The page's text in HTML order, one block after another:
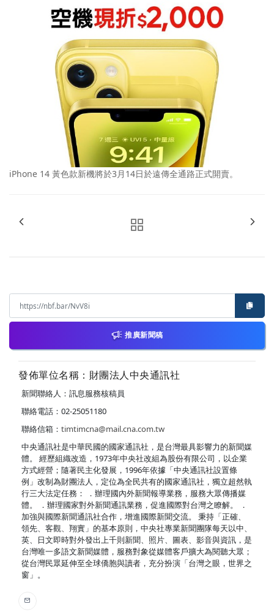
iPhone 14 黃色款新機將於3月14日於遠傳全通路正式開賣。
推廣新聞稿
發佈單位名稱：財團法人中央通訊社
新聞聯絡人：訊息服務核稿員
聯絡電話：02-25051180
聯絡信箱： timtimcna@mail.cna.com.tw
中央通訊社是中華民國的國家通訊社，是台灣最具影響力的新聞媒
體。 經歷組織改造，1973年中央社改組為股份有限公司，以企業
方式經營；隨著民主化發展，1996年依據「中央通訊社設置條
例」改制為財團法人，定位為全民共有的國家通訊社，獨立超然執
行三大法定任務： ．辦理國內外新聞報導業務，服務大眾傳播媒
體。 ．辦理國家對外新聞通訊業務，促進國際對台灣之瞭解。 ．
加強與國際新聞通訊社合作，增進國際新聞交流。 秉持「正確、
領先、客觀、翔實」的基本原則，中央社專業新聞團隊每天以中、
英、日文即時對外發出上千則新聞、照片、圖表、影音與資訊，是
台灣唯一多語文新聞媒體，服務對象從媒體客戶擴大為閱聽大眾；
從台灣民眾延伸至全球僑胞與讀者，充分扮演「台灣之眼，世界之
窗」。